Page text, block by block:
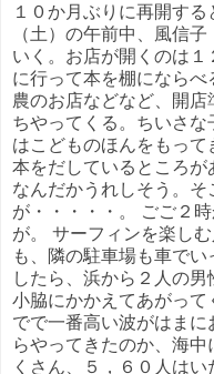
１０か月ぶりに再開す
（土）の午前中、風信
いく。お店が開くのは
に行って本を棚になら
農のお店などなど、開
ちやってくる。ちいさ
はこどものほんをもっ
本をだしているところが
なんだかうれしそう。
が・・・・・。 ごご２
が。 サーフィンを楽し
も、隣の駐車場も車で
したら、浜から２人の
小脇にかかえてあがって
でで一番高い波がはま
らやってきたのか、海
くさん、５，６０人は